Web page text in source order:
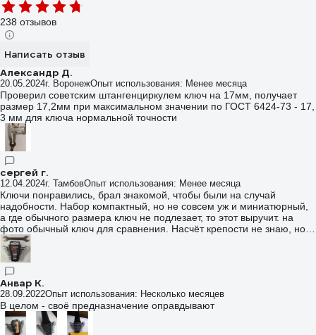
238 отзывов
Написать отзыв
Александр Д.
20.05.2024г. ВоронежОпыт использования: Менее месяца
Проверил советским штангенциркулем ключ на 17мм, получает
размер 17,2мм при максимальном значении по ГОСТ 6424-73 - 17,
3 мм для ключа нормальной точности
сергей г.
12.04.2024г. ТамбовОпыт использования: Менее месяца
Ключи понравились, брал знакомой, чтобы были на случай
надобности. Набор компактный, но не совсем уж и миниатюрный,
а где обычного размера ключ не подлезает, то этот выручит. на
фото обычный ключ для сравнения. Насчёт крепости не знаю, но
индийские ключи, которые у меня в наличии, неплохие.
Анвар К.
28.09.2022Опыт использования: Несколько месяцев
В целом - своё предназначение оправдывают